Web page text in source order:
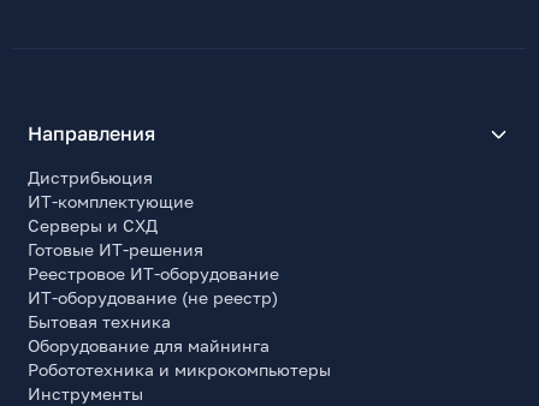
Направления
Дистрибьюция
ИТ-комплектующие
Серверы и СХД
Готовые ИТ-решения
Реестровое ИТ-оборудование
ИТ-оборудование (не реестр)
Бытовая техника
Оборудование для майнинга
Робототехника и микрокомпьютеры
Инструменты